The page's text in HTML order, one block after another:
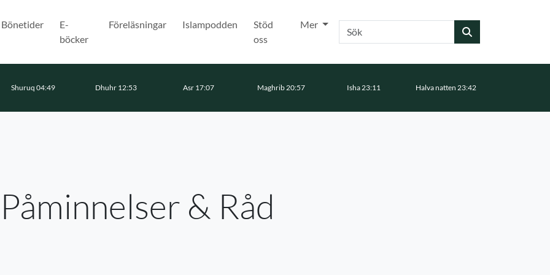
Bönetider
E-
böcker
Föreläsningar Islampodden
Stöd
oss
Mer Sök
Shuruq 04:49 Dhuhr 12:53 Asr 17:07 Maghrib 20:57 Isha 23:11 Halva natten 23:42
Påminnelser & Råd